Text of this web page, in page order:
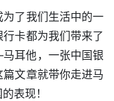
了我们生活中的一
卡都为我们带来了
耳他，一张中国银
文章就带你走进马
表现！